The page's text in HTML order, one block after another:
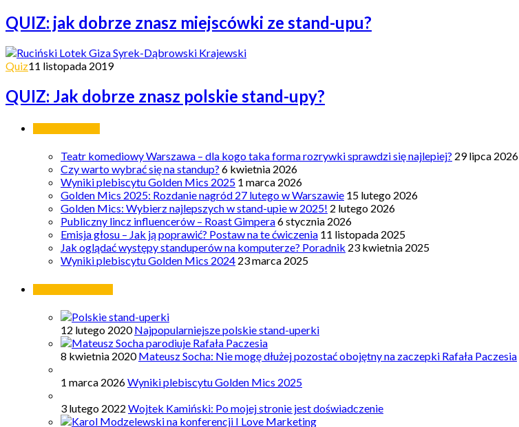
QUIZ: jak dobrze znasz miejscówki ze stand-upu?
Quiz11 listopada 2019
QUIZ: Jak dobrze znasz polskie stand-upy?
Teatr komediowy Warszawa – dla kogo taka forma rozrywki sprawdzi się najlepiej? 29 lipca 2026
Czy warto wybrać się na standup? 6 kwietnia 2026
Wyniki plebiscytu Golden Mics 2025 1 marca 2026
Golden Mics 2025: Rozdanie nagród 27 lutego w Warszawie 15 lutego 2026
Golden Mics: Wybierz najlepszych w stand-upie w 2025! 2 lutego 2026
Publiczny lincz influencerów – Roast Gimpera6 stycznia 2026
Emisja głosu – Jak ją poprawić? Postaw na te ćwiczenia 11 listopada 2025
Jak oglądać występy standuperów na komputerze? Poradnik 23 kwietnia 2025
Wyniki plebiscytu Golden Mics 2024 23 marca 2025
12 lutego 2020 Najpopularniejsze polskie stand-uperki
8 kwietnia 2020 Mateusz Socha: Nie mogę dłużej pozostać obojętny na zaczepki Rafała Paczesia
1 marca 2026Wyniki plebiscytu Golden Mics 2025
3 lutego 2022 Wojtek Kamiński: Po mojej stronie jest doświadczenie